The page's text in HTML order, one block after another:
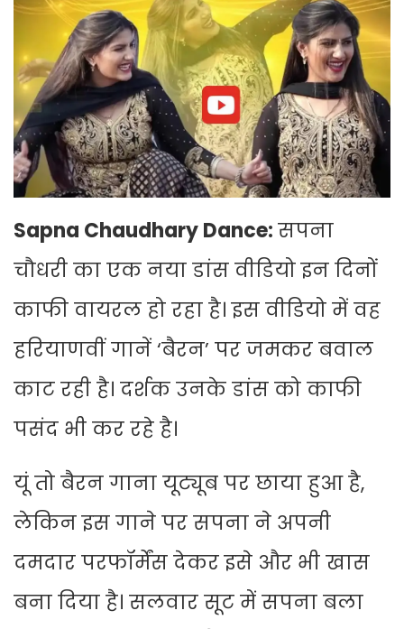
Sapna Chaudhary Dance:सपना
चौधरी का एक नया डांस वीडियो इन दिनों
काफी वायरल हो रहा है। इस वीडियो में वह
हरियाणवीं गानें ‘बैरन’ पर जमकर बवाल
काट रही है। दर्शक उनके डांस को काफी
पसंद भी कर रहे है।
यूं तो बैरन गाना यूट्यूब पर छाया हुआ है,
लेकिन इस गाने पर सपना ने अपनी
दमदार परफॉर्मेंस देकर इसे और भी खास
बना दिया है। सलवार सूट में सपना बला